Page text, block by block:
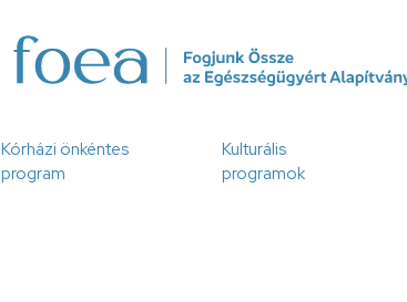
Kórházi önkéntes
program
Kulturális
programok